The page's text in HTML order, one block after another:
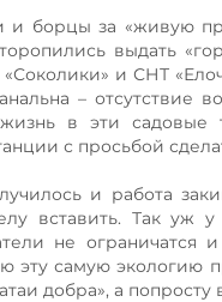
и борцы за «живую
выдать
и СНТ
– отсутствие
в эти садовые
с просьбой
и работа
вставить. Так уж
не
эту самую экологию
добра», а попросту